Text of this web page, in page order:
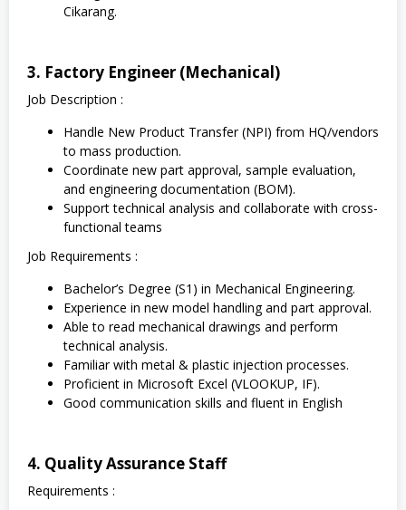
Cikarang.
3. Factory Engineer (Mechanical)
Job Description :
Handle New Product Transfer (NPI) from HQ/vendors
to mass production.
Coordinate new part approval, sample evaluation,
and engineering documentation (BOM).
Support technical analysis and collaborate with cross-
functional teams
Job Requirements :
Bachelor’s Degree (S1) in Mechanical Engineering.
Experience in new model handling and part approval.
Able to read mechanical drawings and perform
technical analysis.
Familiar with metal & plastic injection processes.
Proficient in Microsoft Excel (VLOOKUP, IF).
Good communication skills and fluent in English
4. Quality Assurance Staff
Requirements :